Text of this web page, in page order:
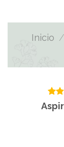
Inicio /
con
1